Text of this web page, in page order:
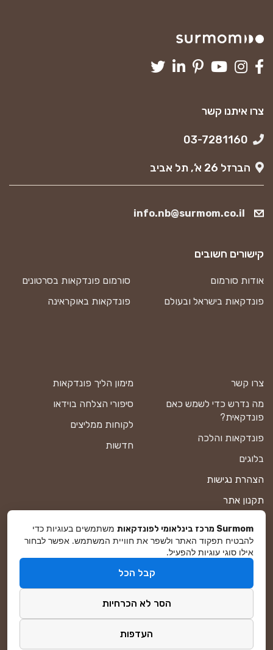
צרו איתנו קשר
הברזל 26 א’, תל אביב
info.nb@surmom.co.il
צרו קשר
מה נדרש כדי לשמש כאם
פונדקאית?
פונדקאות והלכה
בלוגים
הצהרת נגישות
תקנון אתר
מפת אתר
מימון הליך פונדקאות
סיפורי הצלחה בוידאו
לקוחות ממליצים
חדשות
קישורים חשובים
אודות סורמום
סורמום פונדקאות בסרטונים
פונדקאות בישראל ובעולם
פונדקאות באוקראינה
פיתוח ושיווק באינטרנטDreamZone
Surmom מרכז בינלאומי לפונדקאות
משתמשים בעוגיות כדי
להבטיח תפקוד האתר ולשפר את חוויית המשתמש. אפשר לבחור
אילו סוגי עוגיות להפעיל.
קבל הכל
הסר לא הכרחיות
העדפות